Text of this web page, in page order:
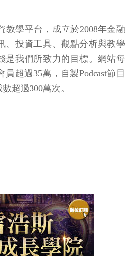
教學平台，成立於2008年金融
、投資工具、觀點分析與教學
是我們所致力的目標。網站每
超過35萬，自製Podcast節目
超過300萬次。